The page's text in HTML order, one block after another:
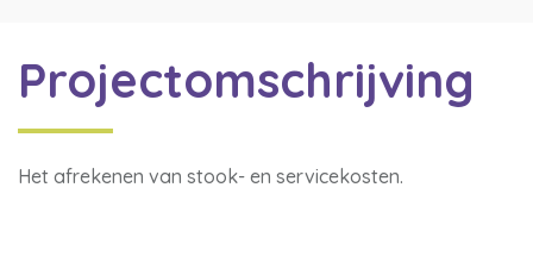
Projectomschrijving
Het afrekenen van stook- en servicekosten.